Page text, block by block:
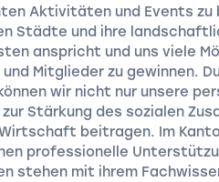
Aktivitäten und Events zu
Städte und ihre
anspricht und uns viele
und Mitglieder zu gewinnen.
wir nicht nur unsere
Stärkung des sozialen
beitragen. Im
professionelle
stehen mit ihrem